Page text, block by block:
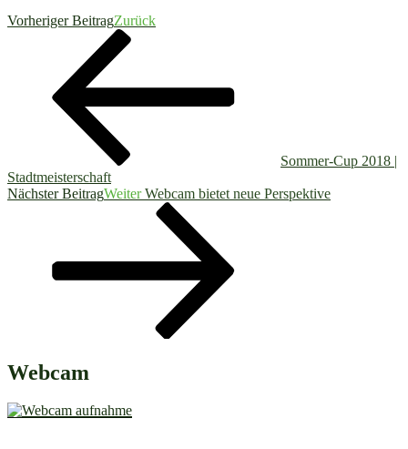
Vorheriger BeitragZurück
Sommer-Cup 2018 |
Stadtmeisterschaft
Nächster BeitragWeiter Webcam bietet neue Perspektive
Webcam